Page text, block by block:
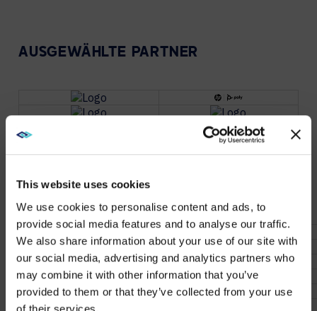
This website uses cookies
We use cookies to personalise content and ads, to
provide social media features and to analyse our traffic.
We also share information about your use of our site with
our social media, advertising and analytics partners who
may combine it with other information that you’ve
provided to them or that they’ve collected from your use
of their services.
AUSGEWÄHLTE PARTNER
WE NOTICED YOU'RE IN USA.
Visit avispl.cominstead?